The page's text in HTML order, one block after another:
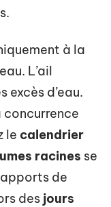
à la
L’ail
excès d’eau.
le calendrier
racines se
apports de
des jours